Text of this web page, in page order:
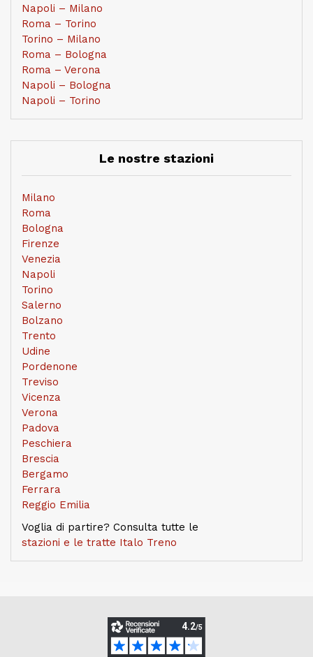
Napoli – Milano
Roma – Torino
Torino – Milano
Roma – Bologna
Roma – Verona
Napoli – Bologna
Napoli – Torino
Le nostre stazioni
Milano
Roma
Bologna
Firenze
Venezia
Napoli
Torino
Salerno
Bolzano
Trento
Udine
Pordenone
Treviso
Vicenza
Verona
Padova
Peschiera
Brescia
Bergamo
Ferrara
Reggio Emilia
Voglia di partire? Consulta tutte le
stazioni e le tratte Italo Treno